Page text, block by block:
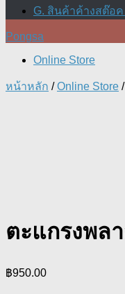
G. สินค้าค้างสต๊อค
Pongsa
Online Store
หน้าหลัก /Online Store
ตะแกรงพล
฿950.00